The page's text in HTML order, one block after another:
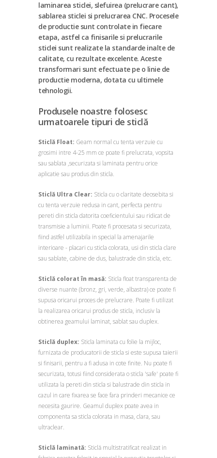
laminarea sticlei, slefuirea (prelucrare cant),
sablarea sticlei si prelucrarea CNC. Procesele
de productie sunt controlate in fiecare
etapa, astfel ca finisarile si prelucrarile
sticlei sunt realizate la standarde inalte de
calitate, cu rezultate excelente. Aceste
transformari sunt efectuate pe o linie de
productie moderna, dotata cu ultimele
tehnologii.
Produsele noastre folosesc
urmatoarele tipuri de sticlă
Sticlă Float: Geam normal cu tenta verzuie cu
grosimi intre 4-25 mm ce poate fi prelucrata, vopsita
sau sablata ,securizata si laminata pentru orice
aplicatie sau produs din sticla.
Sticlă Ultra Clear: Sticla cu o claritate deosebita si
cu tenta verzuie redusa in cant, perfecta pentru
pereti din sticla datorita coeficientului sau ridicat de
transmisie a luminii. Poate fi procesata si securizata,
fiind astfel utilizabila in special la amenajarile
interioare - placari cu sticla colorata, usi din sticla clare
sau sablate, cabine de dus, balustrade din sticla, etc.
Sticlă colorat în masă: Sticla float transparenta de
diverse nuante (bronz, gri, verde, albastra) ce poate fi
supusa oricarui proces de prelucrare. Poate fi utilizat
la realizarea oricarui produs de sticla, inclusiv la
obtinerea geamului laminat, sablat sau duplex.
Sticlă duplex: Sticla laminata cu folie la mijloc,
furnizata de producatorii de sticla si este supusa taierii
si finisarii, pentru a fi adusa in cote finite. Nu poate fi
securizata, totusi fiind considerata o sticla 'safe' poate fi
utilizata la pereti din sticla si balustrade din sticla in
cazul in care fixarea se face fara prinderi mecanice ce
necesita gaurire. Geamul duplex poate avea in
componenta sa sticla colorata in masa, clara, sau
ultraclear.
Sticlă laminată: Sticlă multistratificat realizat in